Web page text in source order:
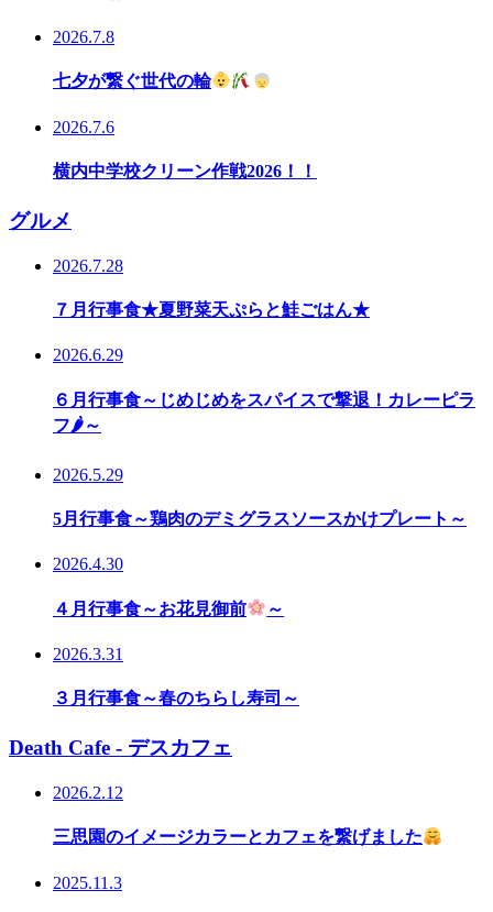
2026.7.8
七夕が繋ぐ世代の輪
2026.7.6
横内中学校クリーン作戦2026！！
グルメ
2026.7.28
７月行事食★夏野菜天ぷらと鮭ごはん★
2026.6.29
６月行事食～じめじめをスパイスで撃退！カレーピラ
フ🌶～
2026.5.29
5月行事食～鶏肉のデミグラスソースかけプレート～
2026.4.30
４月行事食～お花見御前 ～
2026.3.31
３月行事食～春のちらし寿司～
Death Cafe - デスカフェ
2026.2.12
三思園のイメージカラーとカフェを繋げました
2025.11.3